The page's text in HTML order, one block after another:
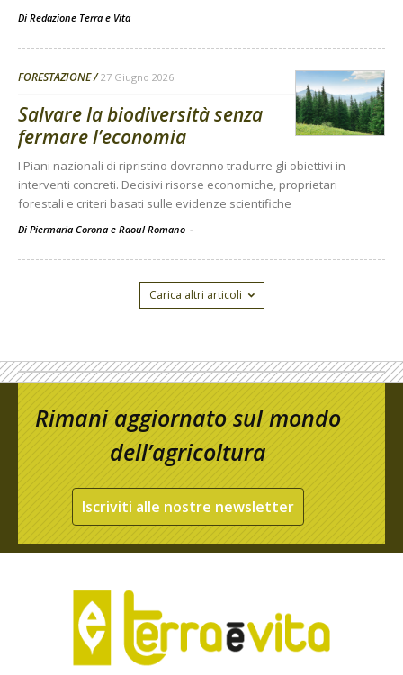
Di Redazione Terra e Vita
FORESTAZIONE 27 Giugno 2026
Salvare la biodiversità senza
fermare l’economia
I Piani nazionali di ripristino dovranno tradurre gli obiettivi in
interventi concreti. Decisivi risorse economiche, proprietari
forestali e criteri basati sulle evidenze scientifiche
Di Piermaria Corona e Raoul Romano -
Carica altri articoli
Rimani aggiornato sul mondo
dell’agricoltura
Iscriviti alle nostre newsletter